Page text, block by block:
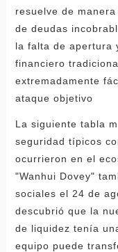
resuelve de
de deudas
la falta de apertura
financiero
extremadamente
ataque objetivo
La siguiente tabla
seguridad típicos
ocurrieron en el
"Wanhui Dovey"
sociales el 24 de
descubrió que la
de liquidez tenía
equipo puede